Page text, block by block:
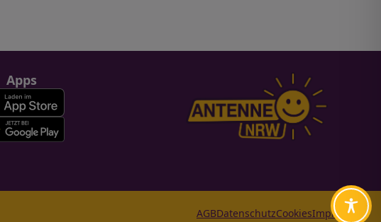
Apps
AGBDatenschutzCookiesImpressum